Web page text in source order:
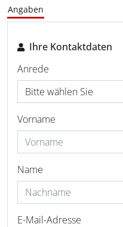
Angaben
Ihre Kontaktdaten
Anrede
Vorname
Name
E-Mail-Adresse